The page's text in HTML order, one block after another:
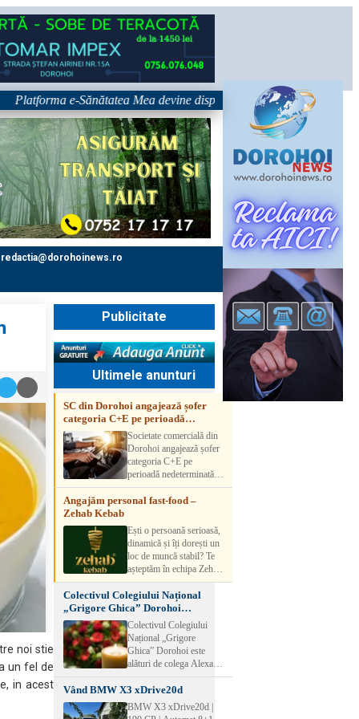
e-Sănătatea Mea devine disponibilă pe 1 septembrie:
redactia@dorohoinews.ro
noi stie
un fel de
in acest
Publicitate
Ultimele anunturi
SC din Dorohoi angajează șofer
categoria C+E pe perioadă
nedeterminatăSocietate comercială din
Dorohoi angajează șofer
categoria C+E pe
perioadă nedeterminată.
Candidatul trebuie să
aibă experiență și atestat
detalii, vă rog să sunați la
numărul de telefon.
Angajăm personal fast-food –
Zehab Kebab
Ești o persoană serioasă,
dinamică și îți dorești un
loc de muncă stabil? Te
așteptăm în echipa Zehab
Kebab! Posturi
disponibile: -
SHAORMAR AJUTOR
BUCATAR 2/posturi -
LUCRATOR
COMERCIAL
VANZATOR /2 posturi
muncă Program flexibil
Salariu motivant, în
funcție de experienț
Colectivul Colegiului Național
„Grigore Ghica” Dorohoi
transmite sincere condoleanțe
Colectivul Colegiului
Național „Grigore
Ghica” Dorohoi este
alături de colega Alexa
Lăcrămioara la trecerea în
neființă a soțului și
transmite sincere
condoleanțe familiei.
Vând BMW X3 xDrive20d
BMW X3 xDrive20d |